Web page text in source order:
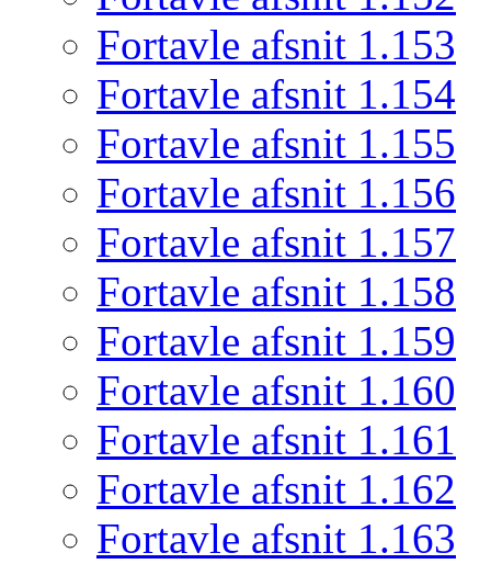
Fortavle afsnit 1.153
Fortavle afsnit 1.154
Fortavle afsnit 1.155
Fortavle afsnit 1.156
Fortavle afsnit 1.157
Fortavle afsnit 1.158
Fortavle afsnit 1.159
Fortavle afsnit 1.160
Fortavle afsnit 1.161
Fortavle afsnit 1.162
Fortavle afsnit 1.163